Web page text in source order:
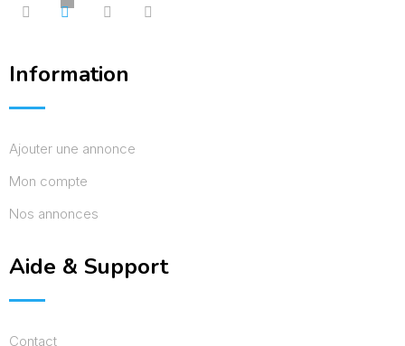
Information
Ajouter une annonce
Mon compte
Nos annonces
Aide & Support
Contact